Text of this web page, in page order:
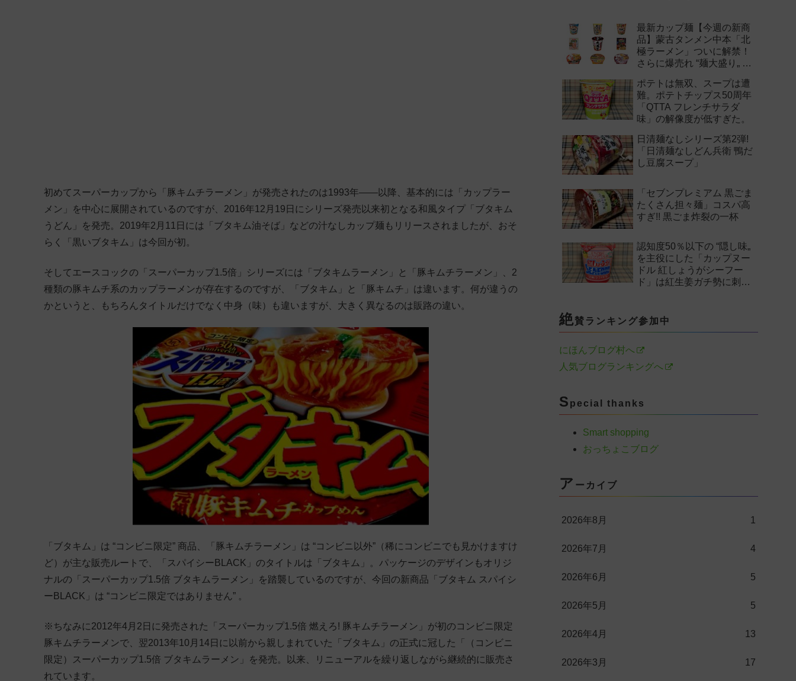
初めてスーパーカップから「豚キムチラーメン」が発売されたのは1993年——以降、基本的には「カップラー
メン」を中心に展開されているのですが、2016年12月19日にシリーズ発売以来初となる和風タイプ「ブタキム
うどん」を発売。2019年2月11日には「ブタキム油そば」などの汁なしカップ麺もリリースされましたが、おそ
らく「黒いブタキム」は今回が初。
そしてエースコックの「スーパーカップ1.5倍」シリーズには「ブタキムラーメン」と「豚キムチラーメン」、2
種類の豚キムチ系のカップラーメンが存在するのですが、「ブタキム」と「豚キムチ」は違います。何が違うの
かというと、もちろんタイトルだけでなく中身（味）も違いますが、大きく異なるのは販路の違い。
「ブタキム」は “コンビニ限定” 商品、「豚キムチラーメン」は “コンビニ以外”（稀にコンビニでも見かけますけ
ど）が主な販売ルートで、「スパイシーBLACK」のタイトルは「ブタキム」。パッケージのデザインもオリジ
ナルの「スーパーカップ1.5倍 ブタキムラーメン」を踏襲しているのですが、今回の新商品「ブタキム スパイシ
ーBLACK」は “コンビニ限定ではありません” 。
※ちなみに2012年4月2日に発売された「スーパーカップ1.5倍 燃えろ! 豚キムチラーメン」が初のコンビニ限定
豚キムチラーメンで、翌2013年10月14日に以前から親しまれていた「ブタキム」の正式に冠した「（コンビニ
限定）スーパーカップ1.5倍 ブタキムラーメン」を発売。以来、リニューアルを繰り返しながら継続的に販売さ
れています。
最新カップ麺【今週の新商
品】蒙古タンメン中本「北
極ラーメン」ついに解禁！
さらに爆売れ “麺大盛り„ シ
作まとめ！
ポテトは無双、スープは遭
難。ポテトチップス50周年
「QTTA フレンチサラダ
味」の解像度が低すぎた。
日清麺なしシリーズ第2弾!
「日清麺なしどん兵衛 鴨だ
し豆腐スープ」
「セブンプレミアム 黒ごま
たくさん担々麺」コスパ高
すぎ!! 黒ごま炸裂の一杯
認知度50％以下の “隠し味„
を主役にした「カップヌー
ドル 紅しょうがシーフー
ド」は紅生姜ガチ勢に刺さ
絶賛ランキング参加中
にほんブログ村へ
人気ブログランキングへ
S pecial thanks
Smart shopping
おっちょこブログ
ア ーカイブ
2026年8月 1
2026年7月 4
2026年6月 5
2026年5月 5
2026年4月 13
2026年3月 17